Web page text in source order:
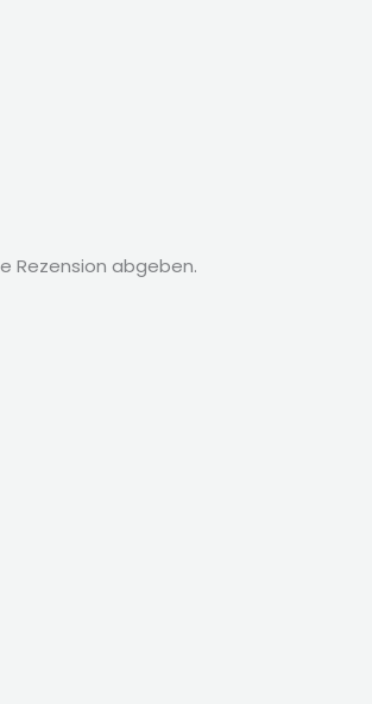
Rezension abgeben.